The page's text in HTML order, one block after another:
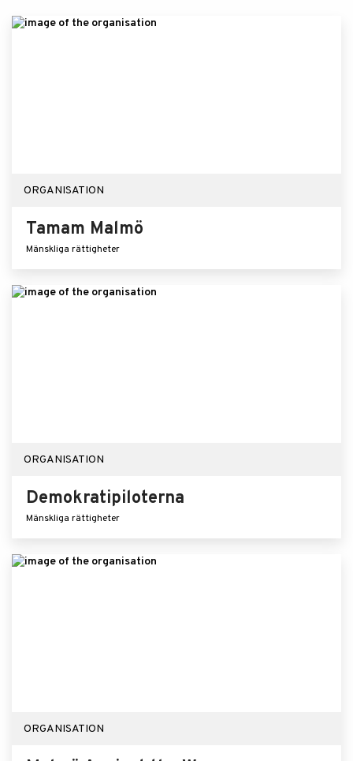
ORGANISATION
Tamam Malmö
Mänskliga rättigheter
ORGANISATION
Demokratipiloterna
Mänskliga rättigheter
ORGANISATION